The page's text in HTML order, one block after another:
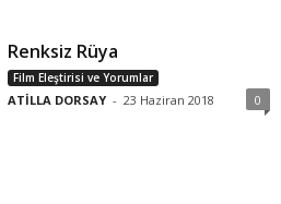
Renksiz Rüya
Film Eleştirisi ve Yorumlar
ATİLLA DORSAY - 23 Haziran 2018 0